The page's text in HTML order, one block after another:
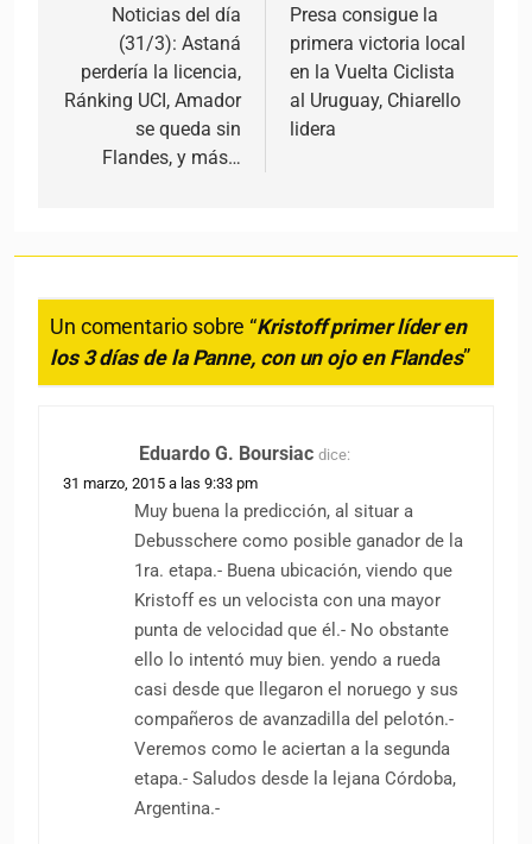
Noticias del día
(31/3): Astaná
perdería la licencia,
Ránking UCI, Amador
se queda sin
Flandes, y más…
Presa consigue la
primera victoria local
en la Vuelta Ciclista
al Uruguay, Chiarello
lidera
Un comentario sobre “Kristoff primer líder en
los 3 días de la Panne, con un ojo en Flandes”
Eduardo G. Boursiac dice:
31 marzo, 2015 a las 9:33 pm
Muy buena la predicción, al situar a
Debusschere como posible ganador de la
1ra. etapa.- Buena ubicación, viendo que
Kristoff es un velocista con una mayor
punta de velocidad que él.- No obstante
ello lo intentó muy bien. yendo a rueda
casi desde que llegaron el noruego y sus
compañeros de avanzadilla del pelotón.-
Veremos como le aciertan a la segunda
etapa.- Saludos desde la lejana Córdoba,
Argentina.-